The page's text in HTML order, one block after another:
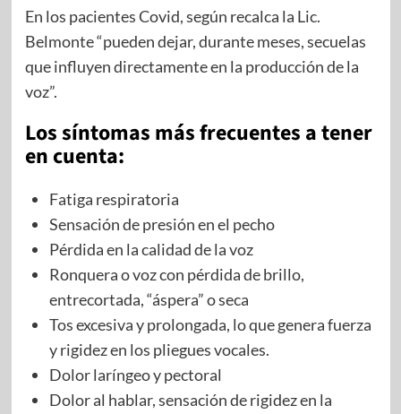
En los pacientes Covid, según recalca la Lic.
Belmonte “pueden dejar, durante meses, secuelas
que influyen directamente en la producción de la
voz”.
Los síntomas más frecuentes a tener
en cuenta:
Fatiga respiratoria
Sensación de presión en el pecho
Pérdida en la calidad de la voz
Ronquera o voz con pérdida de brillo,
entrecortada, “áspera” o seca
Tos excesiva y prolongada, lo que genera fuerza
y rigidez en los pliegues vocales.
Dolor laríngeo y pectoral
Dolor al hablar, sensación de rigidez en la